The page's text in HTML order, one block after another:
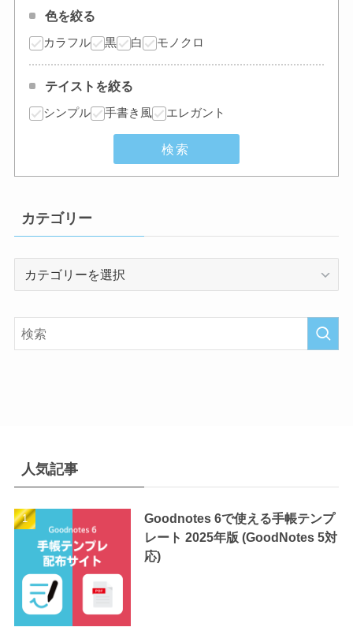
色を絞る
カラフル 黒 白 モノクロ
テイストを絞る
シンプル 手書き風 エレガント
検索
カテゴリー
リ
人気記事
Goodnotes 6で使える手帳テンプ
レート 2025年版 (GoodNotes 5対
応)